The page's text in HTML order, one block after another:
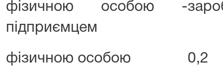
фізичною особою -
підприємцем
фізичною особою
0,2